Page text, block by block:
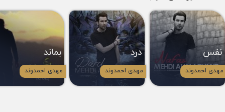
نفس
مهدی احمدوند
درد
مهدی احمدوند
بماند
مهدی احمدوند